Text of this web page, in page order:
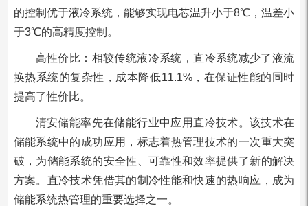
的控制优于液冷系统，能够实现电芯温升小于8℃，温差小
于3℃的高精度控制。
高性价比：相较传统液冷系统，直冷系统减少了液流
换热系统的复杂性，成本降低11.1%，在保证性能的同时
提高了性价比。
清安储能率先在储能行业中应用直冷技术。该技术在
储能系统中的成功应用，标志着热管理技术的一次重大突
破，为储能系统的安全性、可靠性和效率提供了新的解决
方案。直冷技术凭借其的制冷性能和快速的热响应，成为
储能系统热管理的重要选择之一。